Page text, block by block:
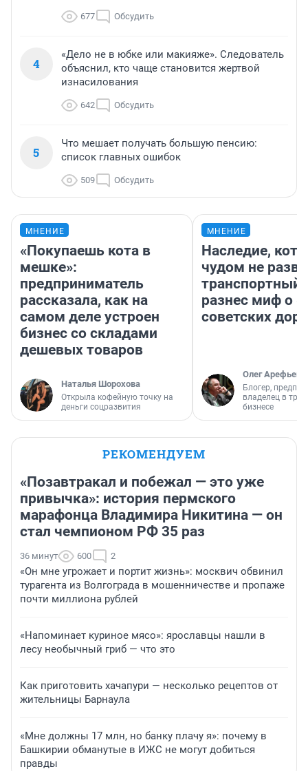
677 Обсудить
4
«Дело не в юбке или макияже». Следователь
объяснил, кто чаще становится жертвой
изнасилования
642 Обсудить
5
Что мешает получать большую пенсию:
список главных ошибок
509 Обсудить
МНЕНИЕ
«Покупаешь кота в
мешке»:
предприниматель
рассказала, как на
самом деле устроен
бизнес со складами
дешевых товаров
Наталья Шорохова
Открыла кофейную точку на
деньги соцразвития
МНЕНИЕ
Наследие,
чудом не
транспортный
разнес миф о
советских
Олег Арефьев
Блогер,
владелец в
бизнесе
РЕКОМЕНДУЕМ
«Позавтракал и побежал — это уже
привычка»: история пермского
марафонца Владимира Никитина — он
стал чемпионом РФ 35 раз
36 минут 600 2
«Он мне угрожает и портит жизнь»: москвич обвинил
турагента из Волгограда в мошенничестве и пропаже
почти миллиона рублей
«Напоминает куриное мясо»: ярославцы нашли в
лесу необычный гриб — что это
Как приготовить хачапури — несколько рецептов от
жительницы Барнаула
«Мне должны 17 млн, но банку плачу я»: почему в
Башкирии обманутые в ИЖС не могут добиться
правды